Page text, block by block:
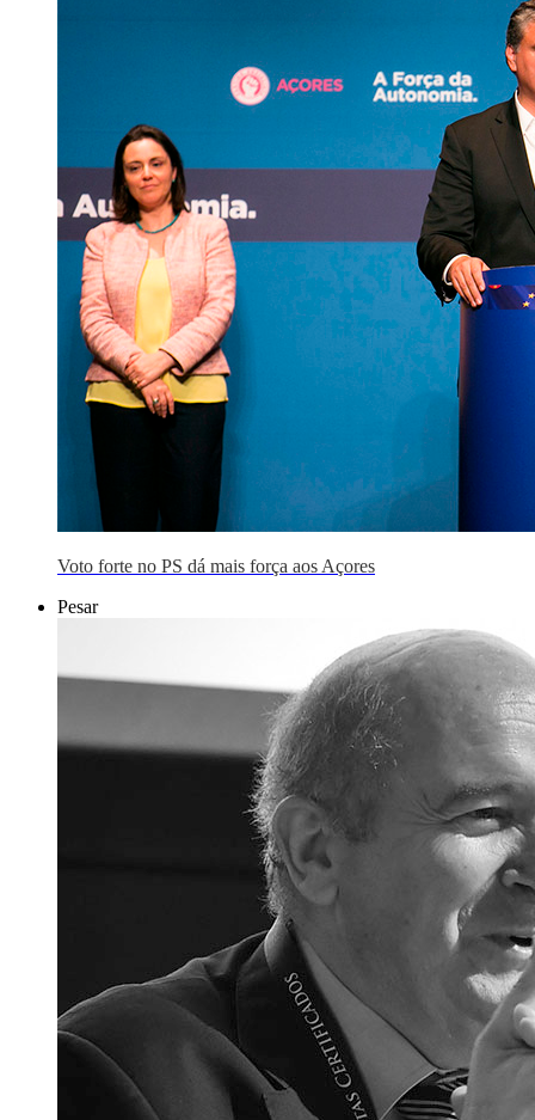
Voto forte no PS dá mais força aos Açores
Pesar